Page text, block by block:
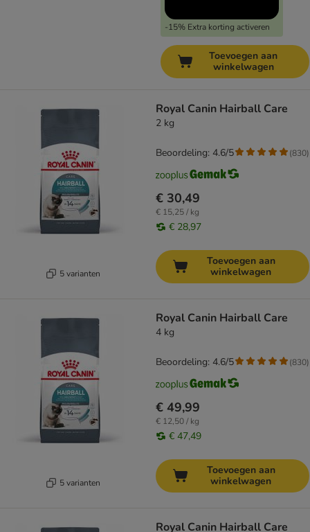
-15% Extra korting activeren
Toevoegen aan
winkelwagen
5 varianten
Royal Canin Hairball Care
2 kg
€ 30,49
€ 15,25 / kg
€ 28,97
Beoordeling: 4.6/5 (830)
Toevoegen aan
winkelwagen
5 varianten
Royal Canin Hairball Care
4 kg
€ 49,99
€ 12,50 / kg
€ 47,49
Beoordeling: 4.6/5 (830)
Toevoegen aan
winkelwagen
Royal Canin Hairball Care